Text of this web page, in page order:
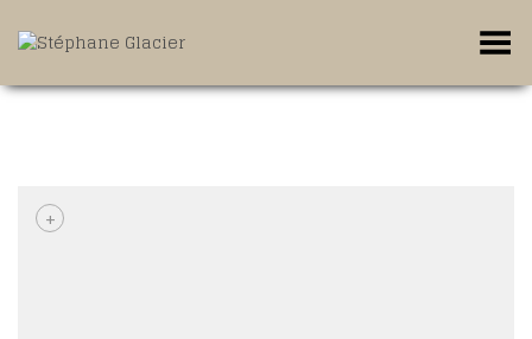
Toggle Menu
+